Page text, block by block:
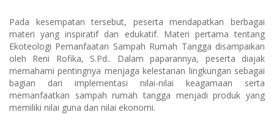
Pada kesempatan tersebut, peserta mendapatkan berbagai
materi yang inspiratif dan edukatif. Materi pertama tentang
Ekoteologi Pemanfaatan Sampah Rumah Tangga disampaikan
oleh Reni Rofika, S.Pd.. Dalam paparannya, peserta diajak
memahami pentingnya menjaga kelestarian lingkungan sebagai
bagian dari implementasi nilai-nilai keagamaan serta
memanfaatkan sampah rumah tangga menjadi produk yang
memiliki nilai guna dan nilai ekonomi.